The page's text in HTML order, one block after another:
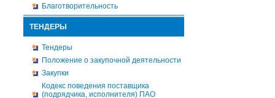
Благотворительность
ТЕНДЕРЫ
Тендеры
Положение о закупочной деятельности
Закупки
Кодекс поведения поставщика
(подрядчика, исполнителя) ПАО